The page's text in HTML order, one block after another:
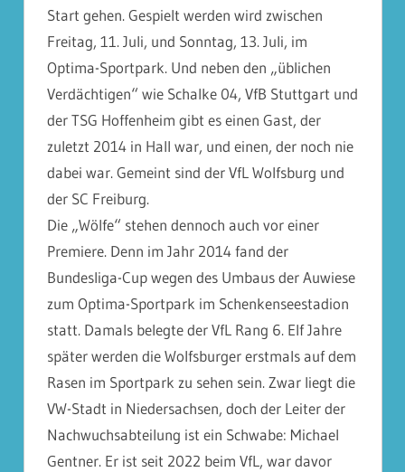
Start gehen. Gespielt werden wird zwischen
Freitag, 11. Juli, und Sonntag, 13. Juli, im
Optima-Sportpark. Und neben den „üblichen
Verdächtigen“ wie Schalke 04, VfB Stuttgart und
der TSG Hoffenheim gibt es einen Gast, der
zuletzt 2014 in Hall war, und einen, der noch nie
dabei war. Gemeint sind der VfL Wolfsburg und
der SC Freiburg.
Die „Wölfe“ stehen dennoch auch vor einer
Premiere. Denn im Jahr 2014 fand der
Bundesliga-Cup wegen des Umbaus der Auwiese
zum Optima-Sportpark im Schenkenseestadion
statt. Damals belegte der VfL Rang 6. Elf Jahre
später werden die Wolfsburger erstmals auf dem
Rasen im Sportpark zu sehen sein. Zwar liegt die
VW-Stadt in Niedersachsen, doch der Leiter der
Nachwuchsabteilung ist ein Schwabe: Michael
Gentner. Er ist seit 2022 beim VfL, war davor